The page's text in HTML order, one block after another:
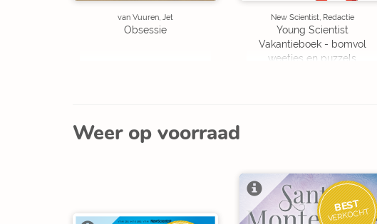
van Vuuren, Jet
Obsessie
New Scientist, Redactie
Young Scientist
Vakantieboek - bomvol
weetjes en puzzels
Weer op voorraad
BEST
VERKOCHT